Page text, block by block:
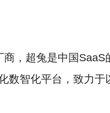
，超兔是中国
数智化平台，致力